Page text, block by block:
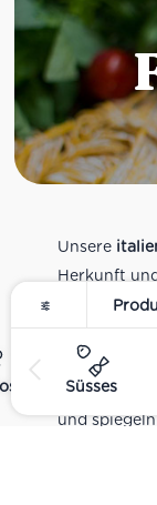
Süsses
Unsere
Herkunft
Pesto bis zu
sind Teil
und